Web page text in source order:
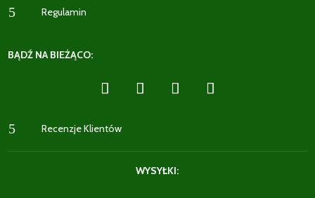
5 Regulamin
BĄDŹ NA BIEŻĄCO:
5 Recenzje Klientów
WYSYŁKI: